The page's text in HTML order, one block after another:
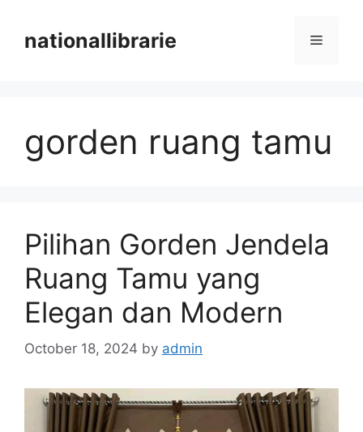
contentnationallibrarie Menu
gorden ruang tamu
Pilihan Gorden Jendela
Ruang Tamu yang
Elegan dan Modern
October 18, 2024 by admin